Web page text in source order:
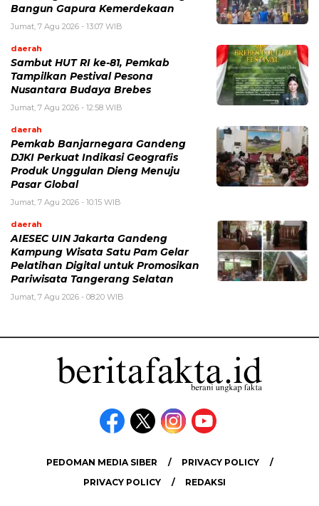
Bangun Gapura Kemerdekaan
Jumat, 7 Agu 2026 - 13:07 WIB
daerah
Sambut HUT RI ke-81, Pemkab
Tampilkan Pestival Pesona
Nusantara Budaya Brebes
Jumat, 7 Agu 2026 - 12:58 WIB
daerah
Pemkab Banjarnegara Gandeng
DJKI Perkuat Indikasi Geografis
Produk Unggulan Dieng Menuju
Pasar Global
Jumat, 7 Agu 2026 - 10:15 WIB
daerah
AIESEC UIN Jakarta Gandeng
Kampung Wisata Satu Pam Gelar
Pelatihan Digital untuk Promosikan
Pariwisata Tangerang Selatan
Jumat, 7 Agu 2026 - 08:20 WIB
PEDOMAN MEDIA SIBER
PRIVACY POLICY
PRIVACY POLICY
REDAKSI